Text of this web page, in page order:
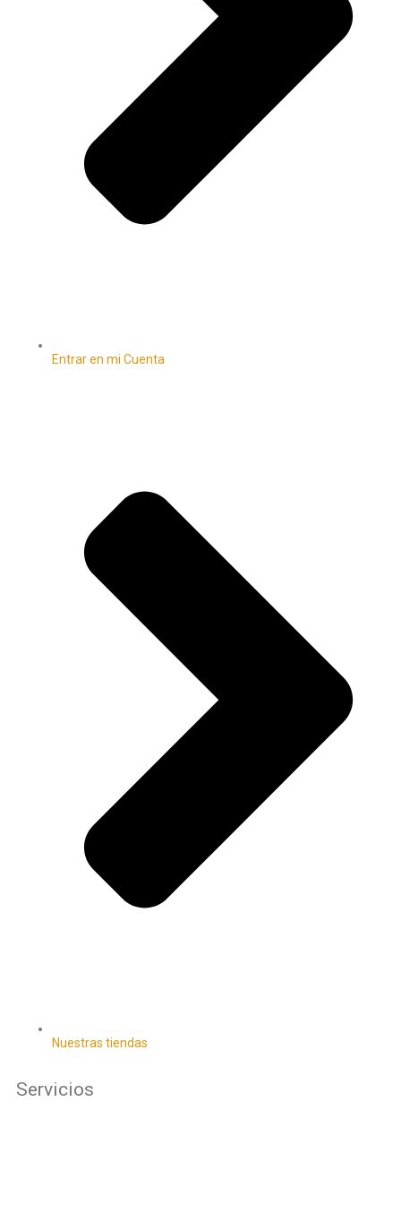
Entrar en mi Cuenta
Nuestras tiendas
Servicios